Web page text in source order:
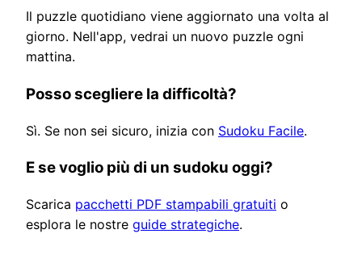
Il puzzle quotidiano viene aggiornato una volta al
giorno. Nell'app, vedrai un nuovo puzzle ogni
mattina.
Posso scegliere la difficoltà?
Sì. Se non sei sicuro, inizia con Sudoku Facile.
E se voglio più di un sudoku oggi?
Scarica pacchetti PDF stampabili gratuiti o
esplora le nostre guide strategiche.